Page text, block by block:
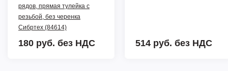
рядов, прямая тулейка с
резьбой, без черенка
Сибртех (84614)
180 руб. без НДС 514 руб. без НДС